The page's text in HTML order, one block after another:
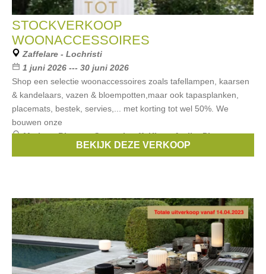
STOCKVERKOOP
WOONACCESSOIRES
Zaffelare - Lochristi
1 juni 2026 --- 30 juni 2026
Shop een selectie woonaccessoires zoals tafellampen, kaarsen
& kandelaars, vazen & bloempotten,maar ook tapasplanken,
placemats, bestek, servies,... met korting tot wel 50%. We
bouwen onze
Merken:Blomus,Gusta,Leeff,Kinta,Atelier Pierre
(Dentelles Pastelles-collectie), ...
BEKIJK DEZE VERKOOP